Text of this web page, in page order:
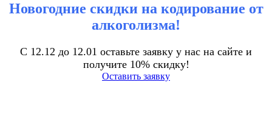
Новогодние скидки на кодирование от
алкоголизма!
С 12.12 до 12.01 оставьте заявку у нас на сайте и
получите 10% скидку!
Оставить заявку